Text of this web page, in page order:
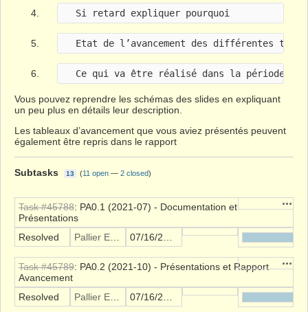
Vous pouvez reprendre les schémas des slides en expliquant
un peu plus en détails leur description.
Les tableaux d’avancement que vous aviez présentés peuvent
également être repris dans le rapport
Subtasks 13 (11 open — 2 closed)
Task #45788: PA0.1 (2021-07) - Documentation et
Présentations
Resolved
Pallier Etienne 07/16/2021
Task #45789: PA0.2 (2021-10) - Présentations et Rapport
Avancement
Resolved
Pallier Etienne 07/16/2021